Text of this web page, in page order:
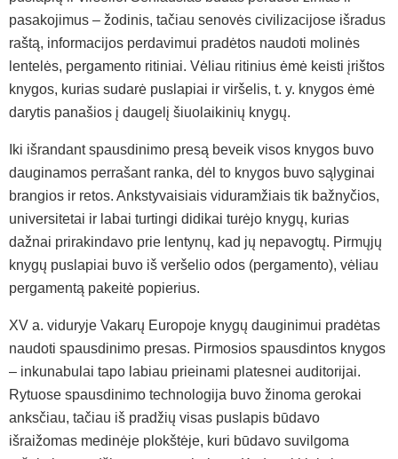
pasakojimus – žodinis, tačiau senovės civilizacijose išradus
raštą, informacijos perdavimui pradėtos naudoti molinės
lentelės, pergamento ritiniai. Vėliau ritinius ėmė keisti įrištos
knygos, kurias sudarė puslapiai ir viršelis, t. y. knygos ėmė
darytis panašios į daugelį šiuolaikinių knygų.
Iki išrandant spausdinimo presą beveik visos knygos buvo
dauginamos perrašant ranka, dėl to knygos buvo sąlyginai
brangios ir retos. Ankstyvaisiais viduramžiais tik bažnyčios,
universitetai ir labai turtingi didikai turėjo knygų, kurias
dažnai prirakindavo prie lentynų, kad jų nepavogtų. Pirmųjų
knygų puslapiai buvo iš veršelio odos (pergamento), vėliau
pergamentą pakeitė popierius.
XV a. viduryje Vakarų Europoje knygų dauginimui pradėtas
naudoti spausdinimo presas. Pirmosios spausdintos knygos
– inkunabulai tapo labiau prieinami platesnei auditorijai.
Rytuose spausdinimo technologija buvo žinoma gerokai
anksčiau, tačiau iš pradžių visas puslapis būdavo
išraižomas medinėje plokštėje, kuri būdavo suvilgoma